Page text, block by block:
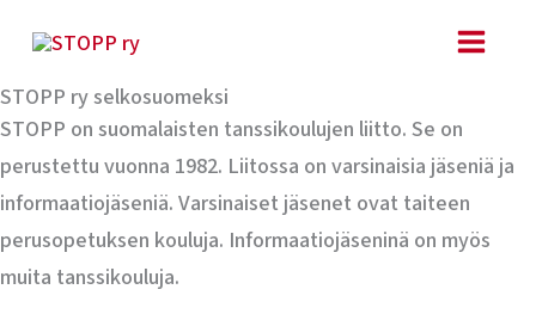
sisältöön
STOPP ry selkosuomeksi
STOPP on suomalaisten tanssikoulujen liitto. Se on
perustettu vuonna 1982. Liitossa on varsinaisia jäseniä ja
informaatiojäseniä. Varsinaiset jäsenet ovat taiteen
perusopetuksen kouluja. Informaatiojäseninä on myös
muita tanssikouluja.